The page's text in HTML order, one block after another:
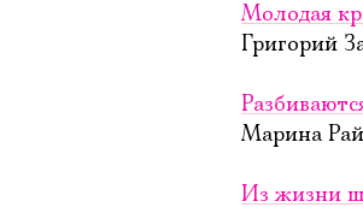
Молодая
Григорий
Марина
Из жизни